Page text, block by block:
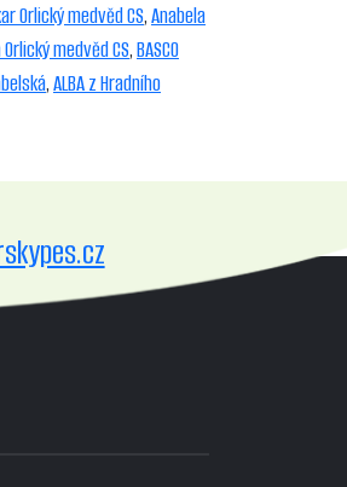
Orlický medvěd CS,Anabela
medvěd CS,BASCO
,ALBA z Hradního